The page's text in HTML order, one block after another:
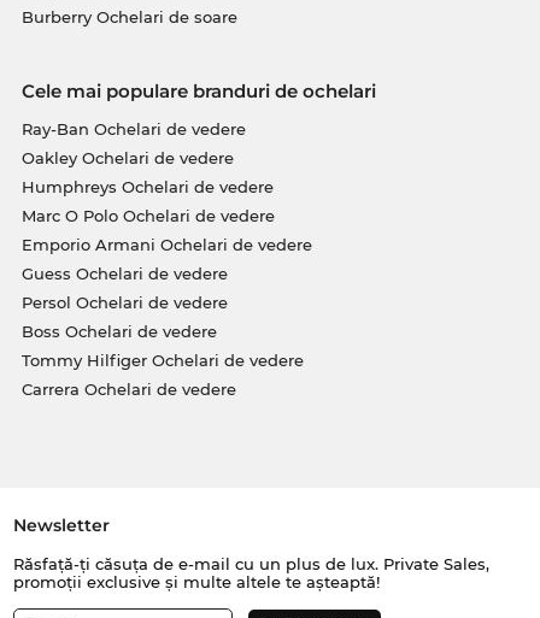
Burberry Ochelari de soare
Cele mai populare branduri de ochelari
Ray-Ban Ochelari de vedere
Oakley Ochelari de vedere
Humphreys Ochelari de vedere
Marc O Polo Ochelari de vedere
Emporio Armani Ochelari de vedere
Guess Ochelari de vedere
Persol Ochelari de vedere
Boss Ochelari de vedere
Tommy Hilfiger Ochelari de vedere
Carrera Ochelari de vedere
Newsletter
Răsfață-ți căsuța de e-mail cu un plus de lux. Private Sales,
promoții exclusive și multe altele te așteaptă!